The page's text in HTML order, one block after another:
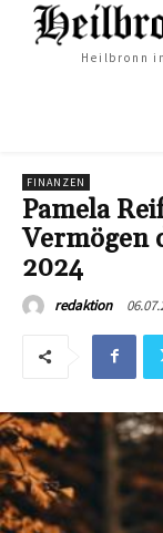
Heilbronn
FINANZEN
Pamela
Vermögen
2024
redaktion